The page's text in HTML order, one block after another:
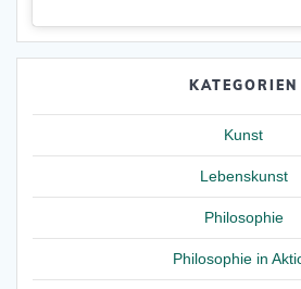
KATEGORIEN
Kunst
Lebenskunst
Philosophie
Philosophie in